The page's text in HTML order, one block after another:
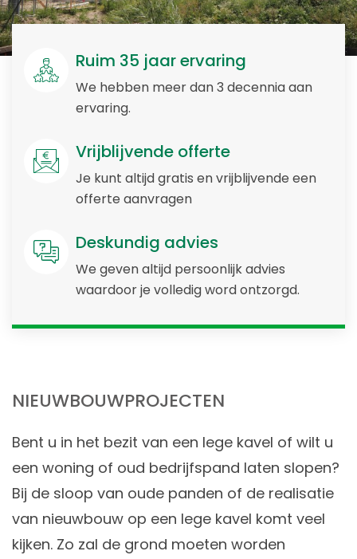
Ruim 35 jaar ervaring
We hebben meer dan 3 decennia aan
ervaring.
Vrijblijvende offerte
Je kunt altijd gratis en vrijblijvende een
offerte aanvragen
Deskundig advies
We geven altijd persoonlijk advies
waardoor je volledig word ontzorgd.
NIEUWBOUWPROJECTEN
Bent u in het bezit van een lege kavel of wilt u
een woning of oud bedrijfspand laten slopen?
Bij de sloop van oude panden of de realisatie
van nieuwbouw op een lege kavel komt veel
kijken. Zo zal de grond moeten worden